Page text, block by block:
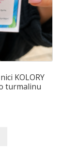
KOLORY
turmalinu